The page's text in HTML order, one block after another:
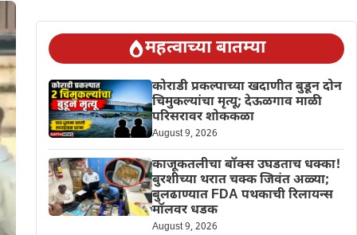
महत्वाच्या बातम्या
कोराडी प्रकल्पाच्या खदाणीत बुडून दोन
चिमुकल्यांचा मृत्यू; देऊळगाव माळी
परिसरावर शोककळा
August 9, 2026
काजूकतलीचा बॉक्स उघडताच धक्का!
बुरशीच्या थरात चक्क जिवंत अळ्या;
बुलढाण्यात FDA पथकाची रिलायन्स
मॉलवर धडक
August 9, 2026